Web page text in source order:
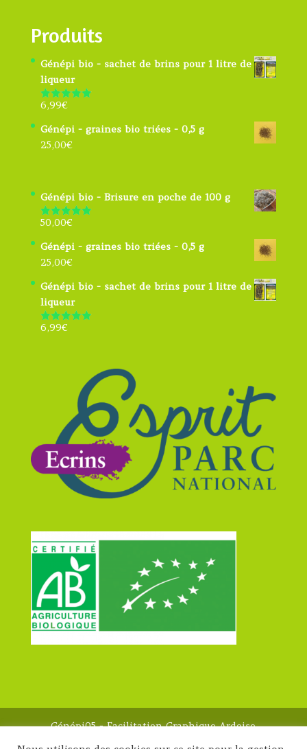
Produits
Génépi bio - sachet de brins pour 1 litre de
liqueur
Note4.91
6,99€
Génépi - graines bio triées - 0,5 g
25,00€
Génépi bio - Brisure en poche de 100 g
Note5.00
50,00€
Génépi - graines bio triées - 0,5 g
25,00€
Génépi bio - sachet de brins pour 1 litre de
liqueur
Note4.91
6,99€
Génépi05 - Facilitation Graphique Ardoise